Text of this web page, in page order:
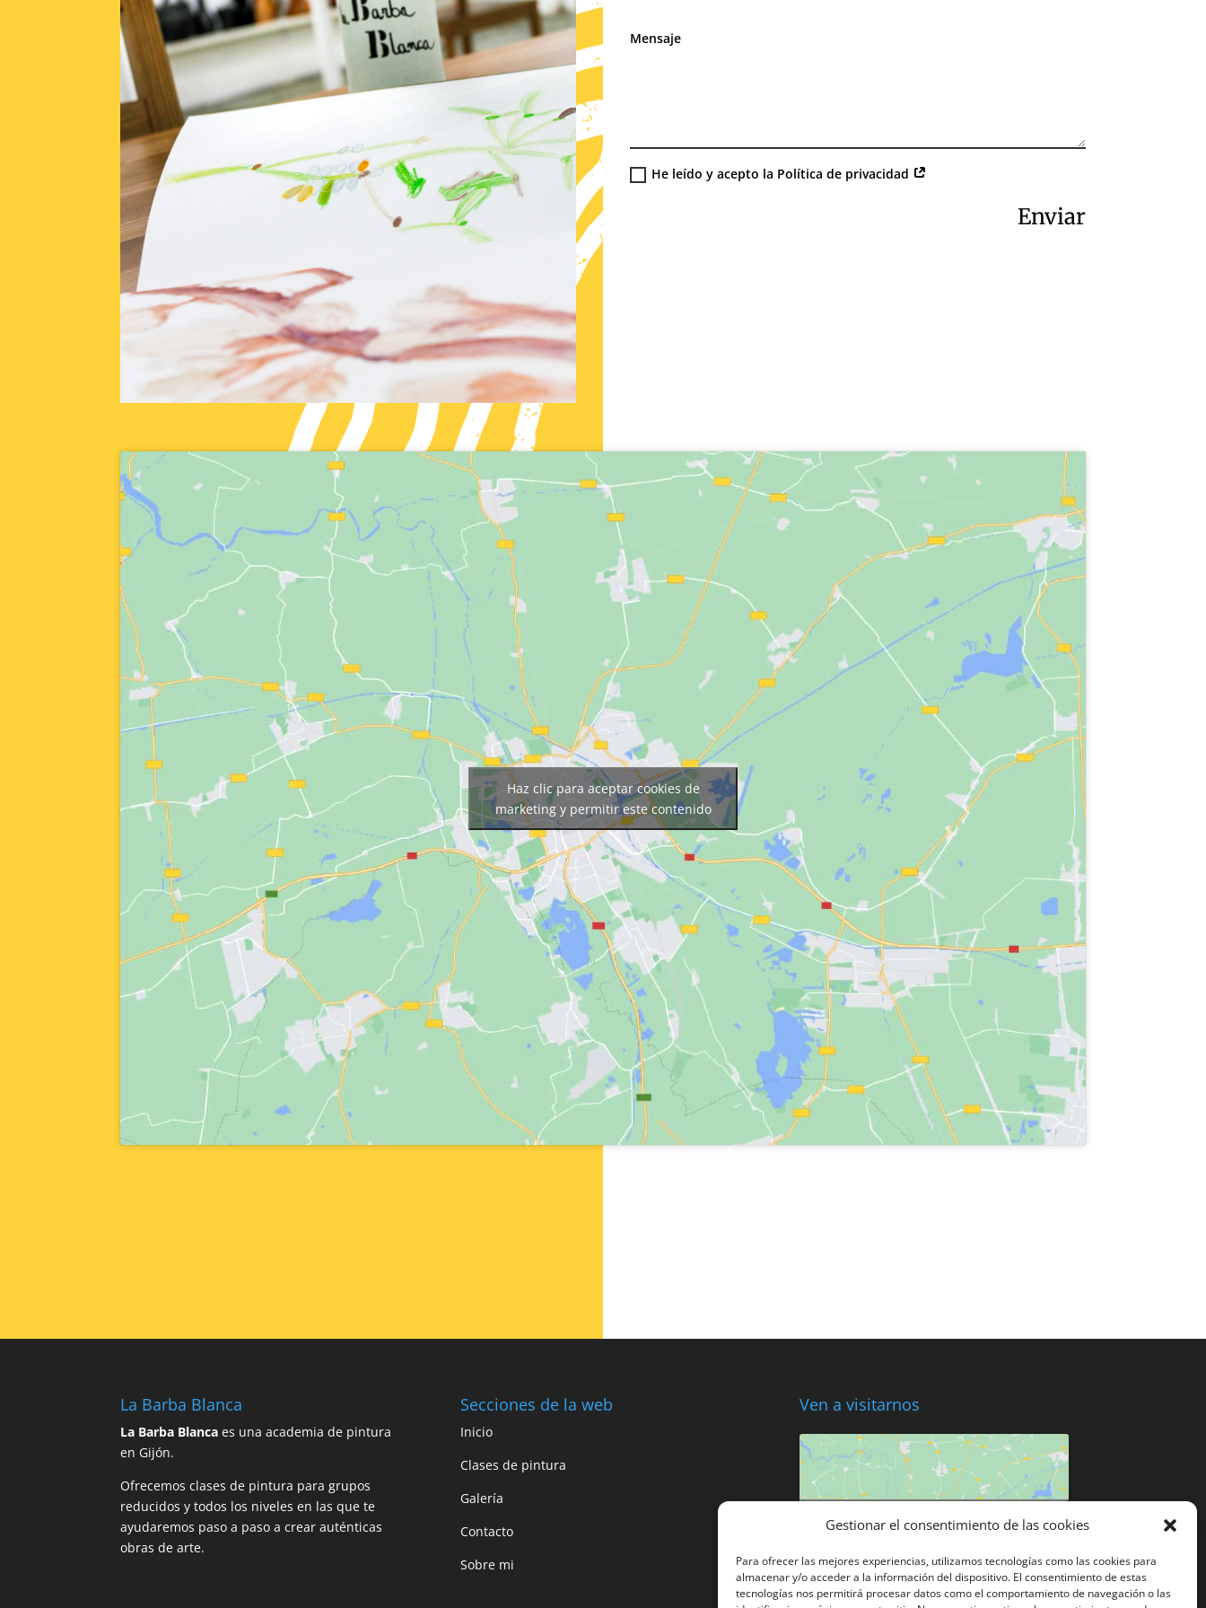
Gestionar el consentimiento de las cookies
Para ofrecer las mejores experiencias, utilizamos tecnologías como las cookies para
almacenar y/o acceder a la información del dispositivo. El consentimiento de estas
tecnologías nos permitirá procesar datos como el comportamiento de navegación o las
He leído y acepto la Política de privacidad
Enviar
Haz clic para aceptar cookies de
marketing y permitir este contenido
La Barba Blanca
La Barba Blanca es una academia de pintura
en Gijón.
Ofrecemos clases de pintura para grupos
reducidos y todos los niveles en las que te
ayudaremos paso a paso a crear auténticas
obras de arte.
Secciones de la web
Inicio
Clases de pintura
Galería
Contacto
Sobre mi
Ven a visitarnos
Haz clic para aceptar cookies de